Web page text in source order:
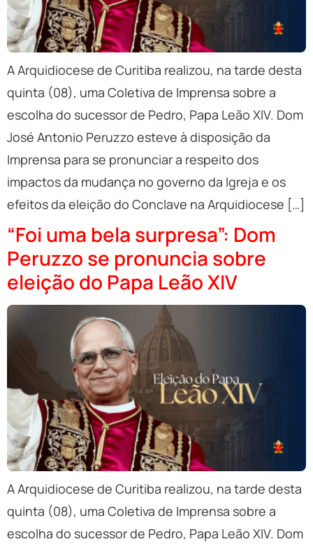
A Arquidiocese de Curitiba realizou, na tarde desta
quinta (08), uma Coletiva de Imprensa sobre a
escolha do sucessor de Pedro, Papa Leão XIV. Dom
José Antonio Peruzzo esteve à disposição da
Imprensa para se pronunciar a respeito dos
impactos da mudança no governo da Igreja e os
efeitos da eleição do Conclave na Arquidiocese […]
“Foi uma bela surpresa”: Dom
Peruzzo se pronuncia sobre
eleição do Papa Leão XIV
A Arquidiocese de Curitiba realizou, na tarde desta
quinta (08), uma Coletiva de Imprensa sobre a
escolha do sucessor de Pedro, Papa Leão XIV. Dom